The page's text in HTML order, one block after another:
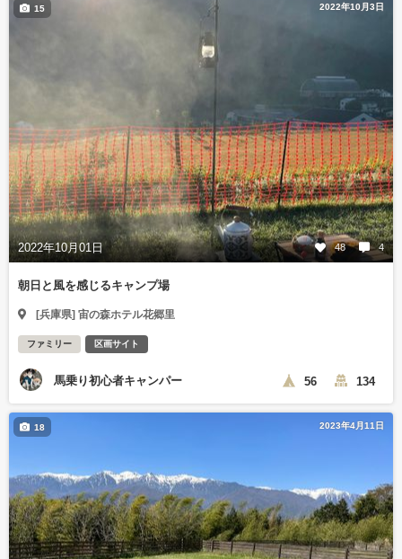
2022年10月3日
2022年10月01日 48 4
15
朝日と風を感じるキャンプ場
[兵庫県] 宙の森ホテル花郷里
ファミリー 区画サイト
馬乗り初心者キャンパー 56 134
2023年4月11日
18